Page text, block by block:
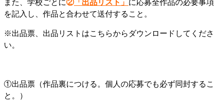
また、学校ごとに②「出品リスト」 に応募全作品の必要事項
を記入し、作品と合わせて送付すること。
※出品票、出品リストはこちらからダウンロードしてくださ
い。
①出品票（作品裏につける。個人の応募でも必ず同封するこ
と。）